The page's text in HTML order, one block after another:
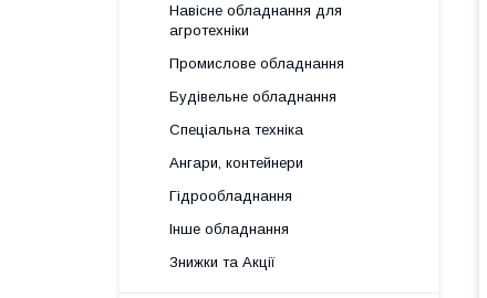
Навісне обладнання для
агротехніки
Промислове обладнання
Будівельне обладнання
Спеціальна техніка
Ангари, контейнери
Гідрообладнання
Інше обладнання
Знижки та Акції